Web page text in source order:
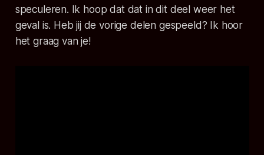
speculeren. Ik hoop dat dat in dit deel weer het
geval is. Heb jij de vorige delen gespeeld? Ik hoor
het graag van je!